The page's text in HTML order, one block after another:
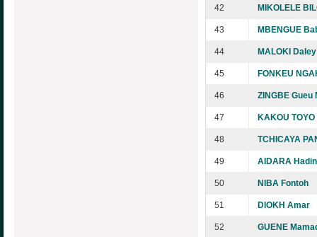
42 MIKOLELE
43 MBENGUE
44 MALOKI Daley
45 FONKEU
46 ZINGBE Gueu
47 KAKOU
48 TCHICAYA
49 AIDARA
50 NIBA Fontoh
51 DIOKH Amar
52 GUENE